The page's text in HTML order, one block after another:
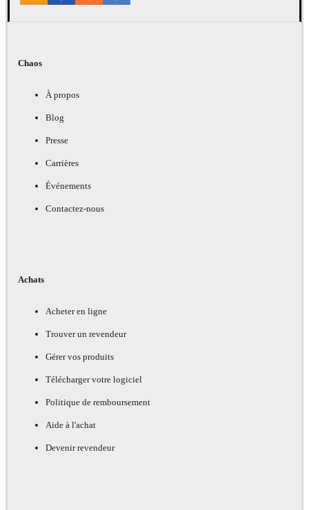
Chaos
À propos
Blog
Presse
Carrières
Événements
Contactez-nous
Achats
Acheter en ligne
Trouver un revendeur
Gérer vos produits
Télécharger votre logiciel
Politique de remboursement
Aide à l'achat
Devenir revendeur